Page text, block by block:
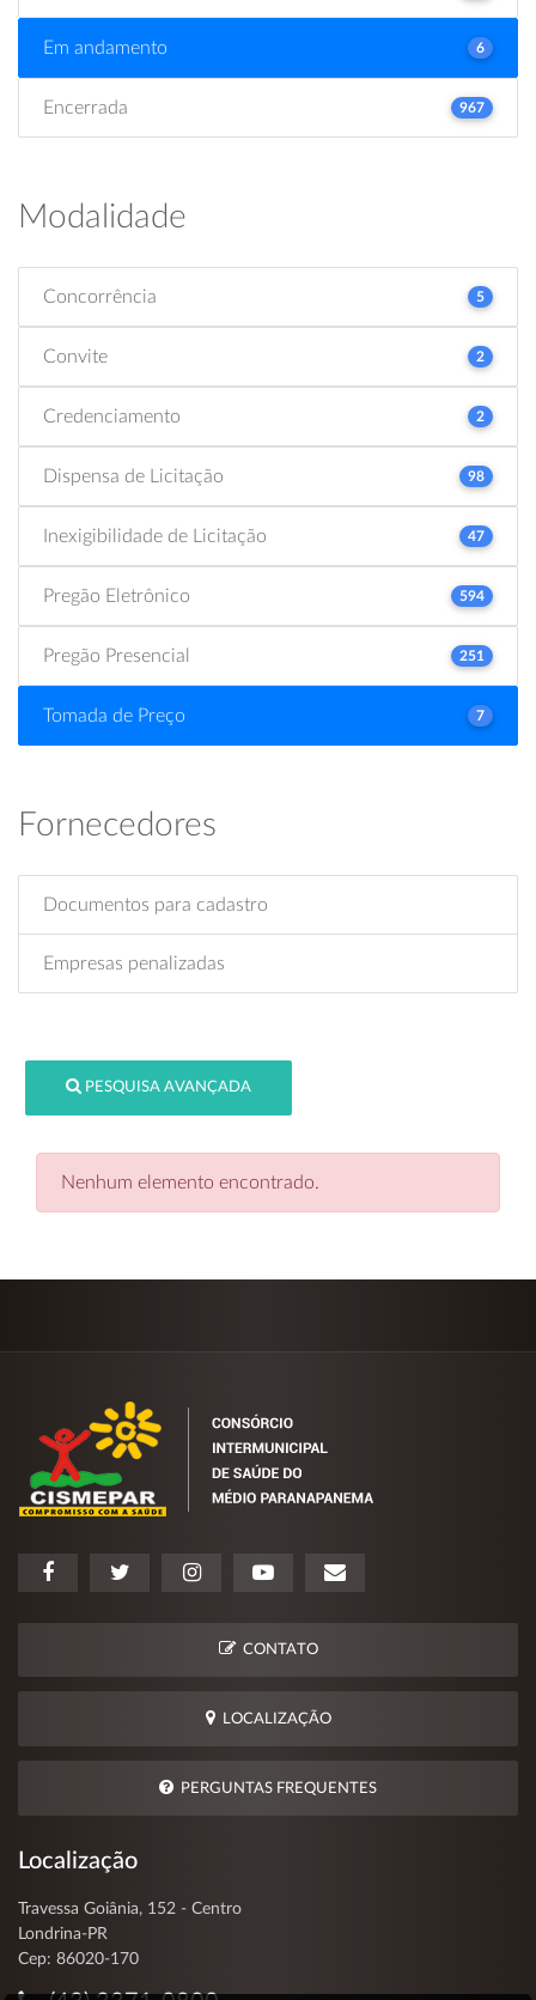
Em andamento 6
Encerrada 967
Modalidade
Concorrência 5
Convite 2
Credenciamento 2
Dispensa de Licitação 98
Inexigibilidade de Licitação 47
Pregão Eletrônico 594
Pregão Presencial 251
Tomada de Preço 7
Fornecedores
Documentos para cadastro
Empresas penalizadas
PESQUISA AVANÇADA
Nenhum elemento encontrado.
CONTATO
LOCALIZAÇÃO
PERGUNTAS FREQUENTES
Localização
Travessa Goiânia, 152 - Centro
Londrina-PR
Cep: 86020-170